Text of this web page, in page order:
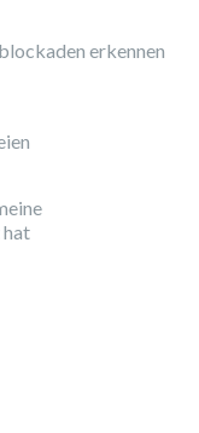
erkennen